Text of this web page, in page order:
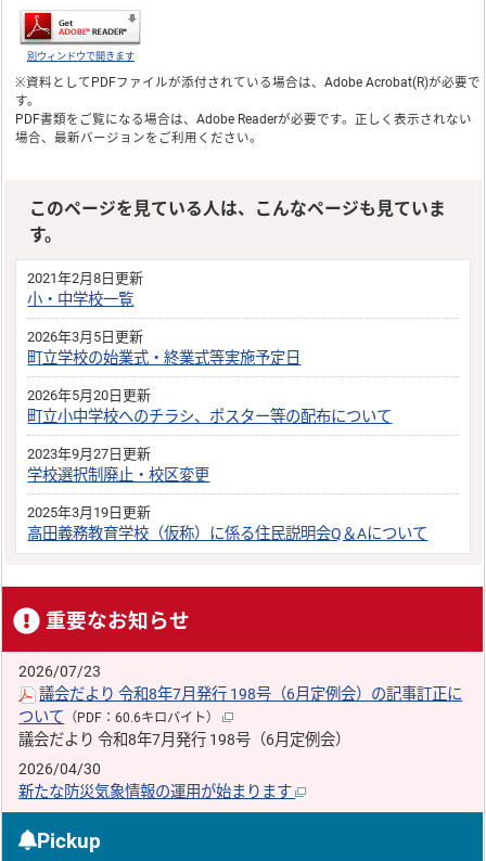
別ウィンドウで開きます
※資料としてPDFファイルが添付されている場合は、Adobe Acrobat(R)が必要で
す。
PDF書類をご覧になる場合は、Adobe Readerが必要です。正しく表示されない
場合、最新バージョンをご利用ください。
このページを見ている人は、こんなページも見ていま
す。
2021年2月8日更新
小・中学校一覧
2026年3月5日更新
町立学校の始業式・終業式等実施予定日
2026年5月20日更新
町立小中学校へのチラシ、ポスター等の配布について
2023年9月27日更新
学校選択制廃止・校区変更
2025年3月19日更新
高田義務教育学校（仮称）に係る住民説明会Q＆Aについて
重要なお知らせ
2026/07/23
議会だより 令和8年7月発行 198号（6月定例会）の記事訂正に
ついて （PDF：60.6キロバイト）
議会だより 令和8年7月発行 198号（6月定例会）
2026/04/30
新たな防災気象情報の運用が始まります
Pickup